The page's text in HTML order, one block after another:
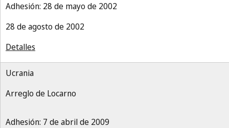
Adhesión: 28 de mayo de 2002
28 de agosto de 2002
Detalles
Ucrania
Arreglo de Locarno
Adhesión: 7 de abril de 2009